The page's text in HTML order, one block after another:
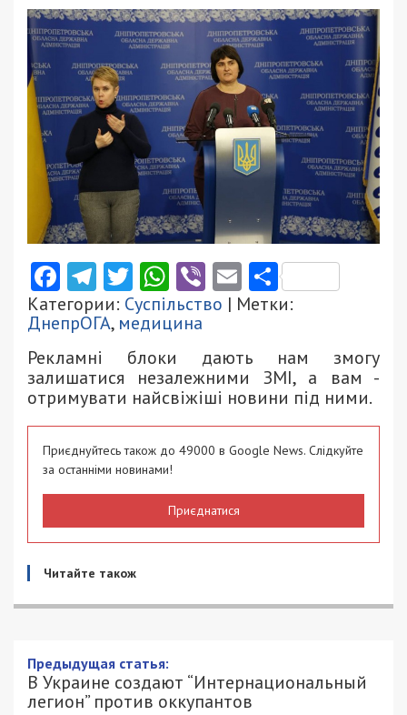
Facebook
Telegram
Twitter
WhatsApp
ViberEmail
Категории: Суспільство | Метки:
ДнепрОГА, медицина
Рекламні блоки дають нам змогу
залишатися незалежними ЗМІ, а вам -
отримувати найсвіжіші новини під ними.
Приєднуйтесь також до 49000 в Google News. Слідкуйте
за останніми новинами!
Приєднатися
Читайте також
Предыдущая статья:
В Украине создают “Интернациональный
легион” против оккупантов